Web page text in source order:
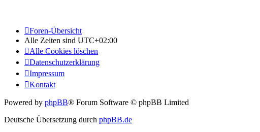
Foren-Übersicht
Alle Zeiten sind UTC+02:00
Alle Cookies löschen
Datenschutzerklärung
Impressum
Kontakt
Powered by phpBB® Forum Software © phpBB Limited
Deutsche Übersetzung durch phpBB.de